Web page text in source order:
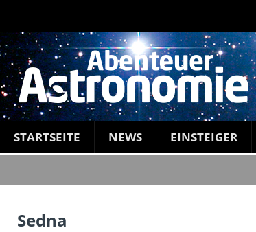
STARTSEITE NEWS EINSTEIGER
Sedna